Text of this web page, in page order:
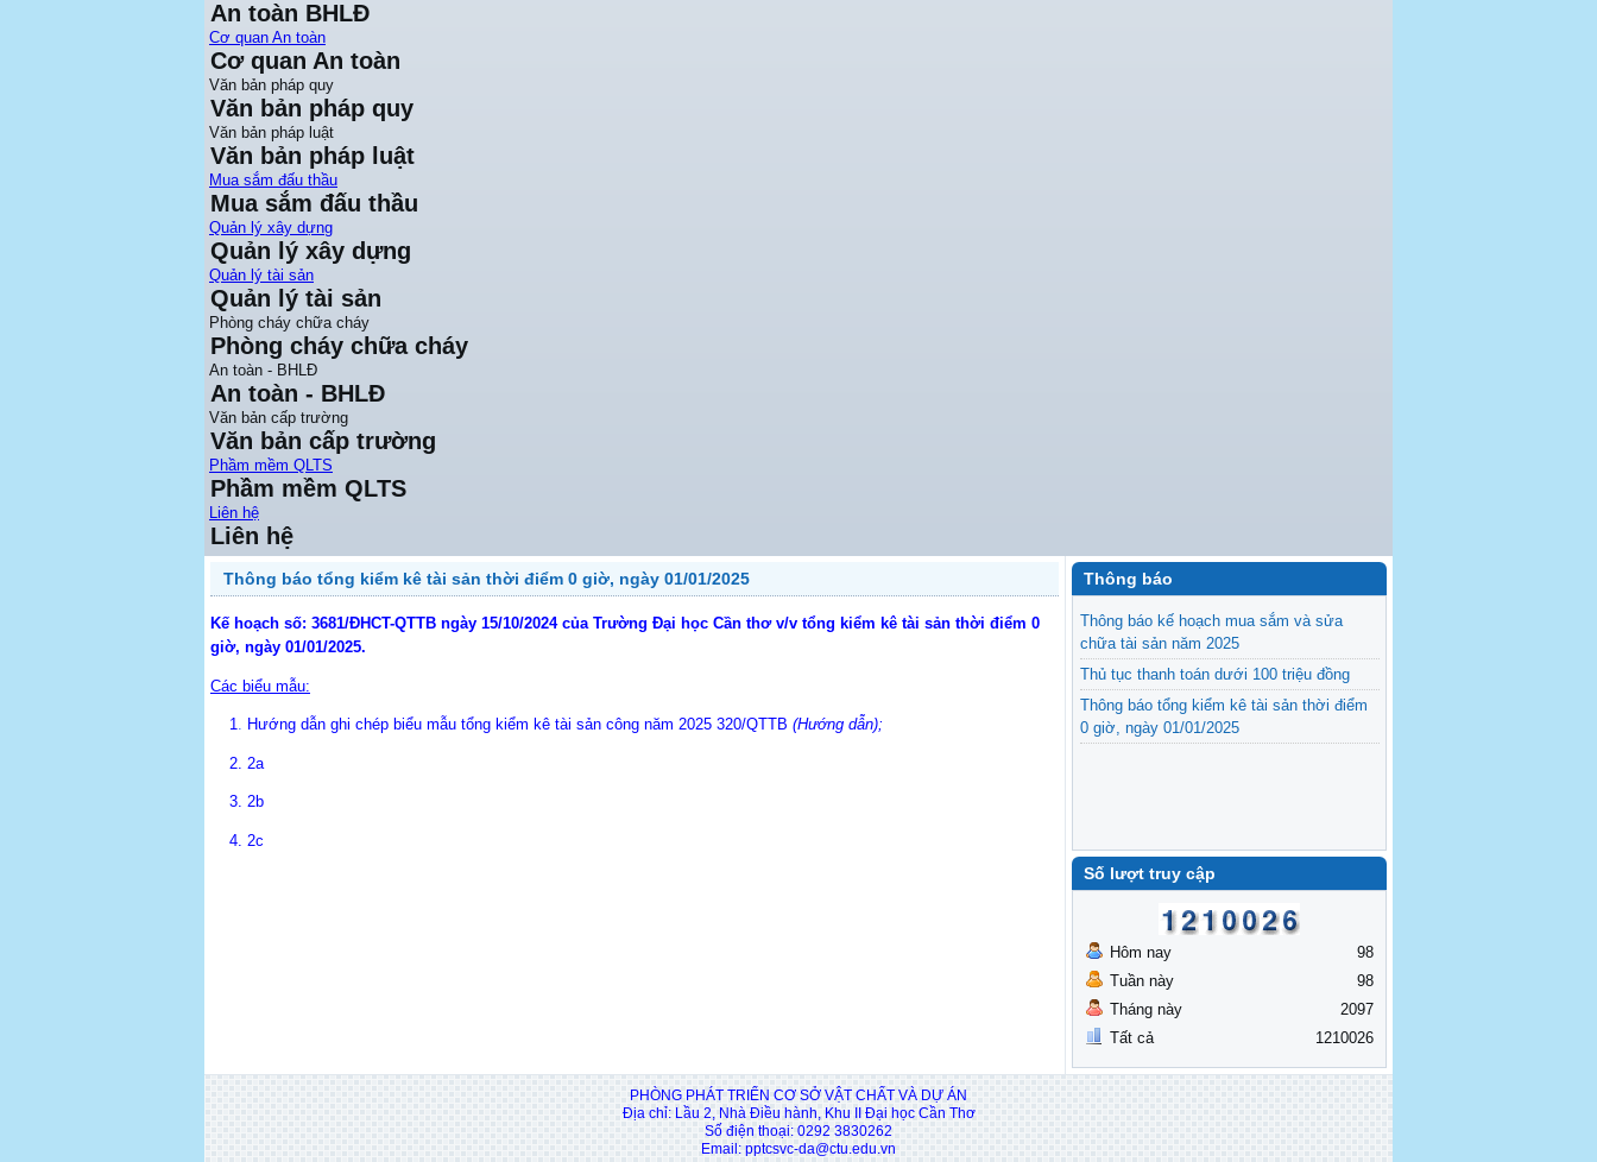
An toàn BHLĐ
Cơ quan An toàn
Cơ quan An toàn
Văn bản pháp quy
Văn bản pháp quy
Văn bản pháp luật
Văn bản pháp luật
Mua sắm đấu thầu
Mua sắm đấu thầu
Quản lý xây dựng
Quản lý xây dựng
Quản lý tài sản
Quản lý tài sản
Phòng cháy chữa cháy
Phòng cháy chữa cháy
An toàn - BHLĐ
An toàn - BHLĐ
Văn bản cấp trường
Văn bản cấp trường
Phầm mềm QLTS
Phầm mềm QLTS
Liên hệ
Liên hệ
Thông báo tổng kiểm kê tài sản thời điểm 0 giờ, ngày 01/01/2025
Kế hoạch số: 3681/ĐHCT-QTTB ngày 15/10/2024 của Trường Đại học Cần thơ v/v tổng kiểm kê tài sản thời điểm 0
giờ, ngày 01/01/2025.
Các biểu mẫu:
1. Hướng dẫn ghi chép biểu mẫu tổng kiểm kê tài sản công năm 2025 320/QTTB (Hướng dẫn);
2. 2a
3. 2b
4. 2c
Thông báo
Thông báo kế hoạch mua sắm và sửa
chữa tài sản năm 2025
Thủ tục thanh toán dưới 100 triệu đồng
Thông báo tổng kiểm kê tài sản thời điểm
0 giờ, ngày 01/01/2025
Số lượt truy cập
Hôm nay
Tuần này
Tháng này
Tất cả
98
98
2097
1210026
PHÒNG PHÁT TRIỂN CƠ SỞ VẬT CHẤT VÀ DỰ ÁN
Địa chỉ: Lầu 2, Nhà Điều hành, Khu II Đại học Cần Thơ
Số điện thoại: 0292 3830262
Email: pptcsvc-da@ctu.edu.vn